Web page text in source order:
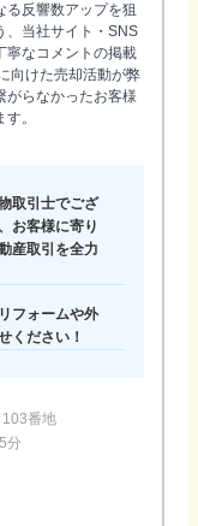
る反響数アップを狙
、当社サイト・SNS
寧なコメントの掲載
向けた売却活動が弊
がらなかったお客様
。
取引士でござ
お客様に寄り
産取引を全力
フォームや外
ください！
番地
分